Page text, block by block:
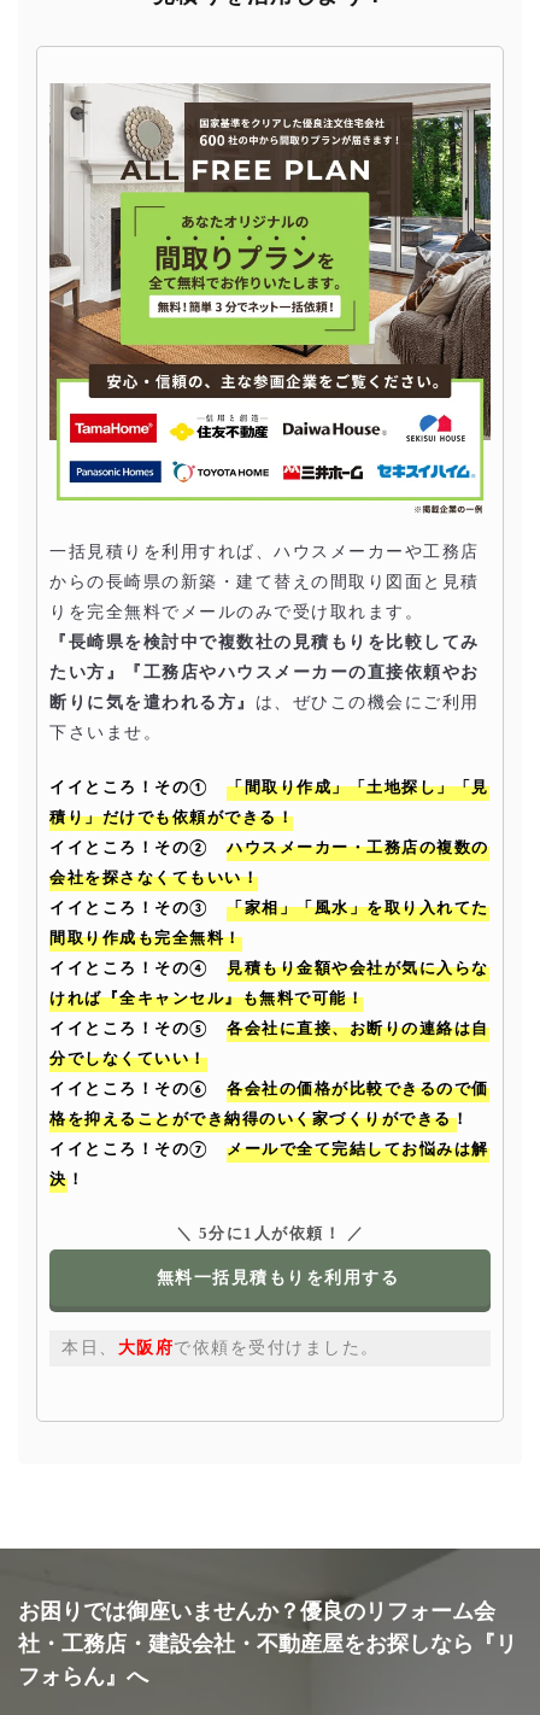
一括見積りを利用すれば、ハウスメーカーや工務店
からの長崎県の新築・建て替えの間取り図面と見積
りを完全無料でメールのみで受け取れます。
『長崎県を検討中で複数社の見積もりを比較してみ
たい方』『工務店やハウスメーカーの直接依頼やお
断りに気を遣われる方』
は、ぜひこの機会にご利用
下さいませ。
イイところ！その①
「間取り作成」「土地探し」「見
積り」だけでも依頼ができる！
イイところ！その②
ハウスメーカー・工務店の複数の
会社を探さなくてもいい！
イイところ！その③
「家相」「風水」を取り入れてた
間取り作成も完全無料！
イイところ！その④
見積もり金額や会社が気に入らな
ければ『全キャンセル』も無料で可能！
イイところ！その⑤
各会社に直接、お断りの連絡は自
分でしなくていい！
イイところ！その⑥
各会社の価格が比較できるので価
格を抑えることができ納得のいく家づくりができる！
イイところ！その⑦
メールで全て完結してお悩みは解
決！
＼ 5分に1人が依頼！ ／
無料一括見積もりを利用する
本日、 大阪府で依頼を受付けました。
お困りでは御座いませんか？優良のリフォーム会
社・工務店・建設会社・不動産屋をお探しなら『リ
フォらん』へ